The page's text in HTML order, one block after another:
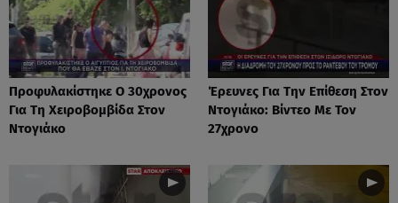
Προφυλακίστηκε Ο 30χρονος
Για Τη Χειροβομβίδα Στον
Ντογιάκο
Έρευνες Για Την Επίθεση Στον
Ντογιάκο: Βίντεο Με Τον
27χρονο